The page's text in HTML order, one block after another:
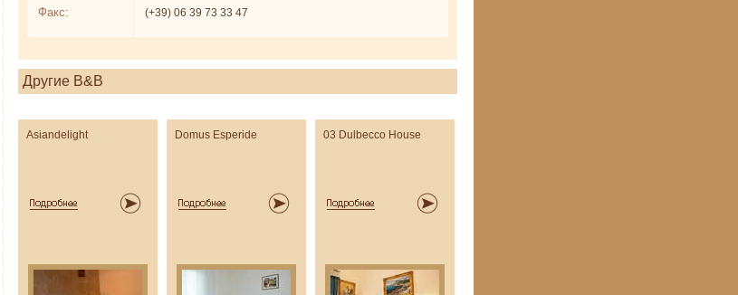
Факс: (+39) 06 39 73 33 47
Другие B&B
Asiandelight Domus Esperide 03 Dulbecco House